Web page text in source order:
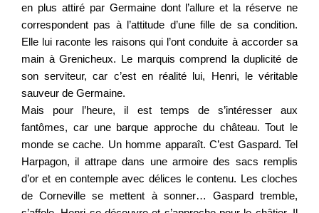
en plus attiré par Germaine dont l’allure et la réserve ne
correspondent pas à l’attitude d’une fille de sa condition.
Elle lui raconte les raisons qui l’ont conduite à accorder sa
main à Grenicheux. Le marquis comprend la duplicité de
son serviteur, car c’est en réalité lui, Henri, le véritable
sauveur de Germaine.
Mais pour l’heure, il est temps de s’intéresser aux
fantômes, car une barque approche du château. Tout le
monde se cache. Un homme apparaît. C’est Gaspard. Tel
Harpagon, il attrape dans une armoire des sacs remplis
d’or et en contemple avec délices le contenu. Les cloches
de Corneville se mettent à sonner… Gaspard tremble,